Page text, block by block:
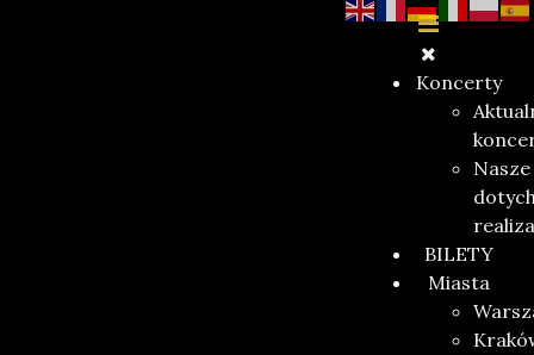
Koncerty
Nasze
BILETY
Miasta